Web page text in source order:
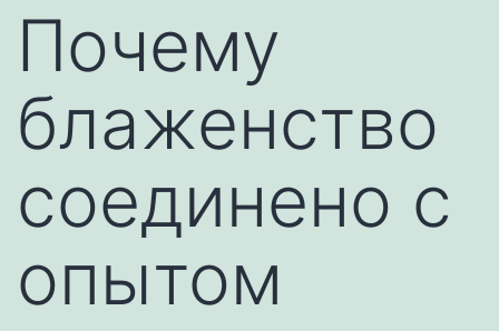
Почему
блаженство
соединено с
опытом